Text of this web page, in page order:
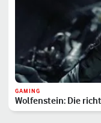
GAMING
Wolfenstein: Die